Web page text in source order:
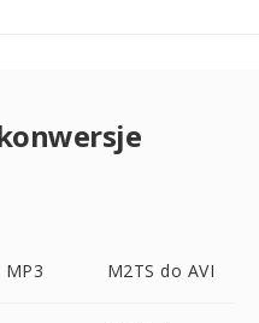
MP3 M2TS do AVI